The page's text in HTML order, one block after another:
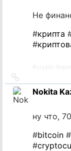
Не
#крипта
#
на
источник
Nokita
ну что,
#bitcoin #
#